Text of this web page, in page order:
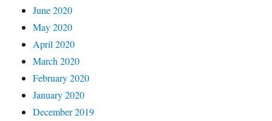
June 2020
May 2020
April 2020
March 2020
February 2020
January 2020
December 2019